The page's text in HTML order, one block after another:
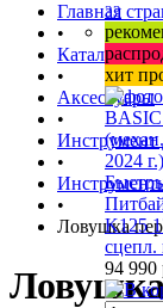
33
хит
K125
сцепл.
94 990
Главная
•
Каталог
•
Аксессуары
•
Инструмент
•
•
Ловушка